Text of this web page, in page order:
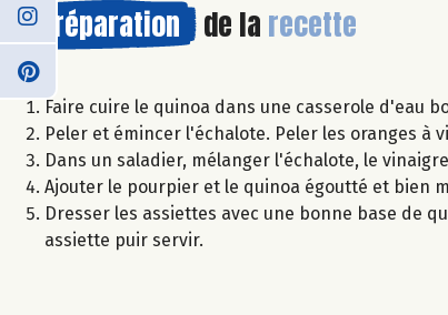
Préparation de la recette
Faire cuire le quinoa dans une casserole d'eau
Peler et émincer l'échalote. Peler les oranges
Dans un saladier, mélanger l'échalote, le
Ajouter le pourpier et le quinoa égoutté et bien
Dresser les assiettes avec une bonne base de
assiette puir servir.